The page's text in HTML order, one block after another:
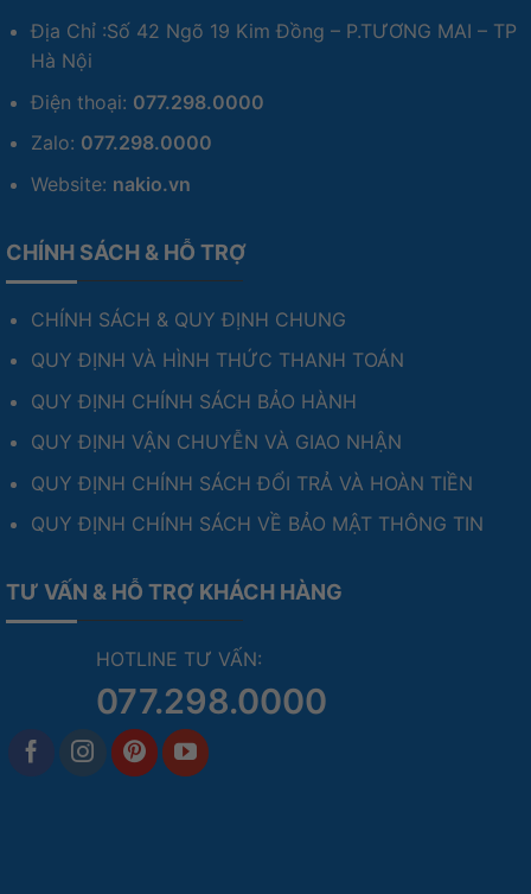
Địa Chỉ :Số 42 Ngõ 19 Kim Đồng – P.TƯƠNG MAI – TP
Hà Nội
Điện thoại: 077.298.0000
Zalo: 077.298.0000
Website: nakio.vn
CHÍNH SÁCH & HỖ TRỢ
CHÍNH SÁCH & QUY ĐỊNH CHUNG
QUY ĐỊNH VÀ HÌNH THỨC THANH TOÁN
QUY ĐỊNH CHÍNH SÁCH BẢO HÀNH
QUY ĐỊNH VẬN CHUYỄN VÀ GIAO NHẬN
QUY ĐỊNH CHÍNH SÁCH ĐỔI TRẢ VÀ HOÀN TIỀN
QUY ĐỊNH CHÍNH SÁCH VỀ BẢO MẬT THÔNG TIN
TƯ VẤN & HỖ TRỢ KHÁCH HÀNG
HOTLINE TƯ VẤN:
077.298.0000